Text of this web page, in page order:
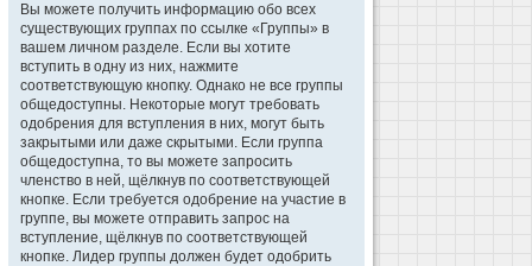
Вы можете получить информацию обо всех
существующих группах по ссылке «Группы» в
вашем личном разделе. Если вы хотите
вступить в одну из них, нажмите
соответствующую кнопку. Однако не все группы
общедоступны. Некоторые могут требовать
одобрения для вступления в них, могут быть
закрытыми или даже скрытыми. Если группа
общедоступна, то вы можете запросить
членство в ней, щёлкнув по соответствующей
кнопке. Если требуется одобрение на участие в
группе, вы можете отправить запрос на
вступление, щёлкнув по соответствующей
кнопке. Лидер группы должен будет одобрить